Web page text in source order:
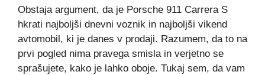
Obstaja argument, da je Porsche 911 Carrera S
hkrati najboljši dnevni voznik in najboljši vikend
avtomobil, ki je danes v prodaji. Razumem, da to na
prvi pogled nima pravega smisla in verjetno se
sprašujete, kako je lahko oboje. Tukaj sem, da vam